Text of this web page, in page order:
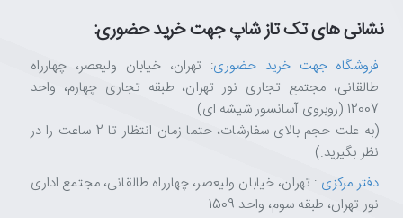
نشانی های تک تاز شاپ جهت خرید حضوری:
فروشگاه جهت خرید حضوری: تهران، خیابان ولیعصر، چهارراه
طالقانی، مجتمع تجاری نور تهران، طبقه تجاری چهارم، واحد
12007 (روبروی آسانسور شیشه ای)
(به علت حجم بالای سفارشات، حتما زمان انتظار تا 2 ساعت را در
نظر بگیرید.)
دفتر مرکزی : تهران، خیابان ولیعصر، چهارراه طالقانی، مجتمع اداری
نور تهران، طبقه سوم، واحد 1509